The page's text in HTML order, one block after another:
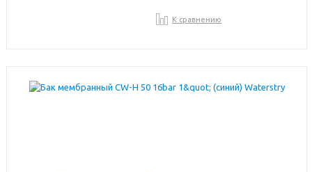
К сравнению